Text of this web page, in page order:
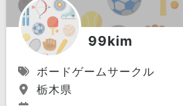
99kim
ボードゲームサークル
栃木県